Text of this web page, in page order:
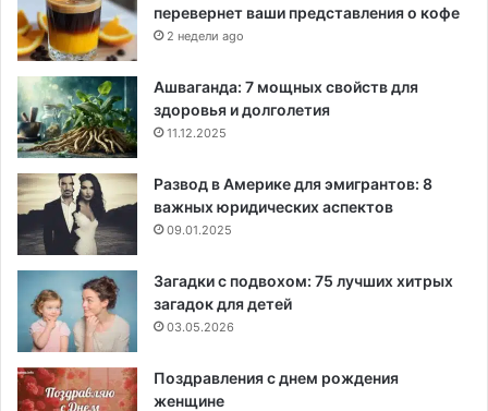
перевернет ваши представления о кофе
2 недели ago
Ашваганда: 7 мощных свойств для
здоровья и долголетия
11.12.2025
Развод в Америке для эмигрантов: 8
важных юридических аспектов
09.01.2025
Загадки с подвохом: 75 лучших хитрых
загадок для детей
03.05.2026
Поздравления с днем рождения
женщине